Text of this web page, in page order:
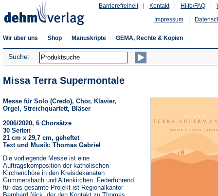
Hilfe/FAQ
Kontakt
Barrierefreiheit
Impressum
Wir über uns Shop Manuskripte GEMA, Rechte & Kopien
Suche:
Missa Terra Supermontale
Messe für Solo (Credo), Chor, Klavier,
Orgel, Streichquartett, Bläser
2006/2020, 6 Chorsätze
30 Seiten
21 cm x 29,7 cm, geheftet
Text und Musik: Thomas Gabriel
Die vorliegende Messe ist eine
Auftragskomposition der katholischen
Kirchenchöre in den Kreisdekanaten
Gummersbach und Altenkirchen. Federführend
für das gesamte Projekt ist Regionalkantor